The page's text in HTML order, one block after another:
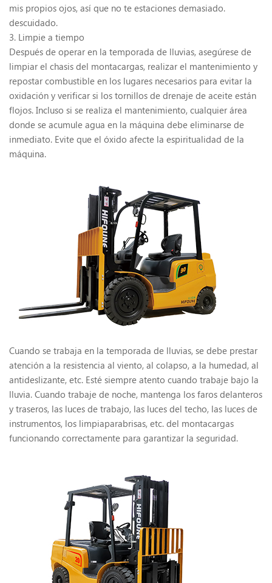
mis propios ojos, así que no te estaciones demasiado.
descuidado.
3. Limpie a tiempo
Después de operar en la temporada de lluvias, asegúrese de
limpiar el chasis del montacargas, realizar el mantenimiento y
repostar combustible en los lugares necesarios para evitar la
oxidación y verificar si los tornillos de drenaje de aceite están
flojos. Incluso si se realiza el mantenimiento, cualquier área
donde se acumule agua en la máquina debe eliminarse de
inmediato. Evite que el óxido afecte la espiritualidad de la
máquina.
Cuando se trabaja en la temporada de lluvias, se debe prestar
atención a la resistencia al viento, al colapso, a la humedad, al
antideslizante, etc. Esté siempre atento cuando trabaje bajo la
lluvia. Cuando trabaje de noche, mantenga los faros delanteros
y traseros, las luces de trabajo, las luces del techo, las luces de
instrumentos, los limpiaparabrisas, etc. del montacargas
funcionando correctamente para garantizar la seguridad.